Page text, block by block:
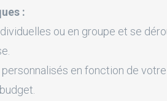
:
ou en groupe et se
en fonction de